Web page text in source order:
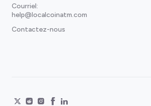
Courriel:
help@localcoinatm.com
Contactez-nous